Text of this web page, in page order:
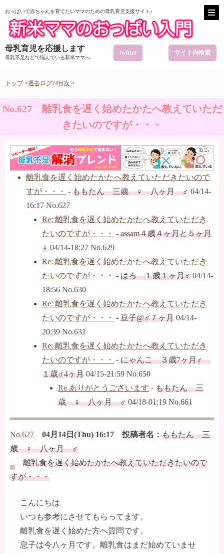
おっぱいで赤ちゃんを育てたいママのための母乳育児支援サイト♪
母乳育児を応援します
母乳不足などで悩んでいる新米ママへ
twitter サイト内検索
トップ>過去ログ74目次 >
No.627 離乳食を遅く始めたかたへ教えていただ
きたいのですが・・・
離乳食を遅く始めたかたへ教えていただきたいので
すが・・・ - ももたん 三歳 ♀ 八ヶ月 ♂ 04/14-
16:17 No.627
Re: 離乳食を遅く始めたかたへ教えていただき
たいのですが・・・ - assam４歳４ヶ月と５ヶ月
♀ 04/14-18:27 No.629
Re: 離乳食を遅く始めたかたへ教えていただき
たいのですが・・・ - はろ １歳１ヶ月♂ 04/14-
18:56 No.630
Re: 離乳食を遅く始めたかたへ教えていただき
たいのですが・・・ - 豆子@♂７ヶ月 04/14-
20:39 No.631
Re: 離乳食を遅く始めたかたへ教えていただき
たいのですが・・・ - にゃんこ ３歳7ヶ月♂
１歳♂4ヶ月 04/15-21:59 No.650
Re ありがとうございます - ももたん 三
歳 ♀ 八ヶ月 ♂ 04/18-01:19 No.661
No.627 04月14日(Thu) 16:17 投稿者名： ももたん 三
歳 ♀ 八ヶ月 ♂
離乳食を遅く始めたかたへ教えていただきたいので
すが・・・
こんにちは
いつも参考にさせてもらってます。
離乳食を遅く始めた方へ質問です。
息子は今八ヶ月です。離乳食はまだ始めていませ